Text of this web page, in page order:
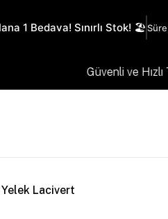
1 Bedava! Sınırlı Stok! 🏖️
Güvenli ve Hızlı
Lacivert